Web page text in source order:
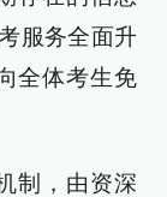
服务全面升
全体考生免
制，由资深